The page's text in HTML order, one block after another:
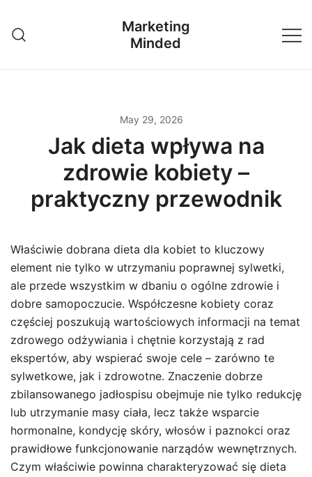
content
Marketing
Minded
May 29, 2026
Jak dieta wpływa na
zdrowie kobiety –
praktyczny przewodnik
Właściwie dobrana dieta dla kobiet to kluczowy
element nie tylko w utrzymaniu poprawnej sylwetki,
ale przede wszystkim w dbaniu o ogólne zdrowie i
dobre samopoczucie. Współczesne kobiety coraz
częściej poszukują wartościowych informacji na temat
zdrowego odżywiania i chętnie korzystają z rad
ekspertów, aby wspierać swoje cele – zarówno te
sylwetkowe, jak i zdrowotne. Znaczenie dobrze
zbilansowanego jadłospisu obejmuje nie tylko redukcję
lub utrzymanie masy ciała, lecz także wsparcie
hormonalne, kondycję skóry, włosów i paznokci oraz
prawidłowe funkcjonowanie narządów wewnętrznych.
Czym właściwie powinna charakteryzować się dieta